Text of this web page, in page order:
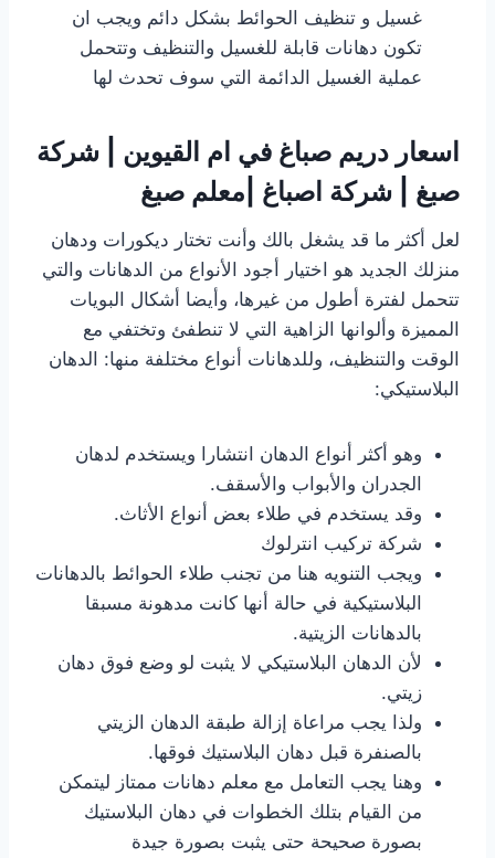
غسيل و تنظيف الحوائط بشكل دائم ويجب ان
تكون دهانات قابلة للغسيل والتنظيف وتتحمل
عملية الغسيل الدائمة التي سوف تحدث لها
اسعار دريم صباغ في ام القيوين | شركة
صبغ | شركة اصباغ |معلم صبغ
لعل أكثر ما قد يشغل بالك وأنت تختار ديكورات ودهان
منزلك الجديد هو اختيار أجود الأنواع من الدهانات والتي
تتحمل لفترة أطول من غيرها، وأيضا أشكال البويات
المميزة وألوانها الزاهية التي لا تنطفئ وتختفي مع
الوقت والتنظيف، وللدهانات أنواع مختلفة منها: الدهان
البلاستيكي:
وهو أكثر أنواع الدهان انتشارا ويستخدم لدهان
الجدران والأبواب والأسقف.
وقد يستخدم في طلاء بعض أنواع الأثاث.
شركة تركيب انترلوك
ويجب التنويه هنا من تجنب طلاء الحوائط بالدهانات
البلاستيكية في حالة أنها كانت مدهونة مسبقا
بالدهانات الزيتية.
لأن الدهان البلاستيكي لا يثبت لو وضع فوق دهان
زيتي.
ولذا يجب مراعاة إزالة طبقة الدهان الزيتي
بالصنفرة قبل دهان البلاستيك فوقها.
وهنا يجب التعامل مع معلم دهانات ممتاز ليتمكن
من القيام بتلك الخطوات في دهان البلاستيك
بصورة صحيحة حتى يثبت بصورة جيدة